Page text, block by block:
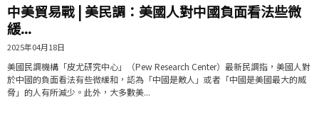
中美貿易戰 | 美民調：美國人對中國負面看法些微
緩...
2025年04月18日
美國民調機構「皮尤研究中心」（Pew Research Center）最新民調指，美國人對
於中國的負面看法有些微緩和，認為「中國是敵人」或者「中國是美國最大的威
脅」的人有所減少。此外，大多數美...